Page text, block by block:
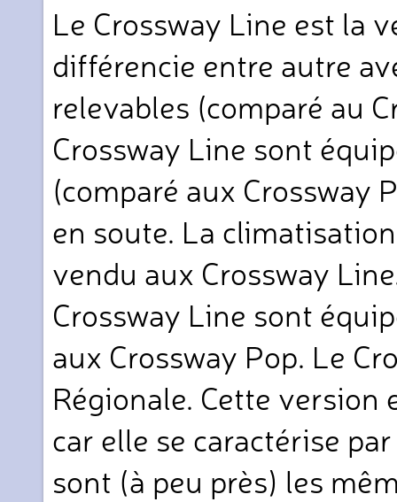
Le Crossway Line est la
différencie entre autre
relevables (comparé au
Crossway Line sont
(comparé aux Crossway
en soute. La
vendu aux Crossway
Crossway Line sont
aux Crossway Pop. Le
Régionale. Cette
car elle se caractérise
sont (à peu près) les